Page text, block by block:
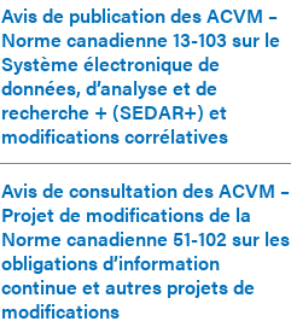
Avis de publication des ACVM –
Norme canadienne 13-103 sur le
Système électronique de
données, d’analyse et de
recherche + (SEDAR+) et
modifications corrélatives
Avis de consultation des ACVM –
Projet de modifications de la
Norme canadienne 51-102 sur les
obligations d’information
continue et autres projets de
modifications